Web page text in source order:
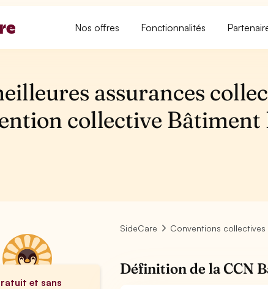
Nos offres Fonctionnalités
assurances
collective Bâtiment
et sans
SideCare Conventions collectives
Définition de la CCN